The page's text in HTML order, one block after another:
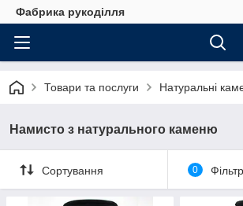
Фабрика рукоділля
Товари та послуги Натуральні
Намисто з натурального каменю
Сортування 0